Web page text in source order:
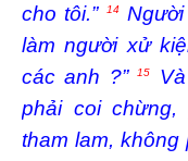
cho tôi.”
14
làm người xử
các anh ?”15
phải coi
tham lam,